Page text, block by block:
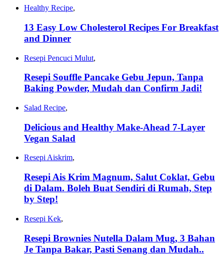
Healthy Recipe,
13 Easy Low Cholesterol Recipes For Breakfast
and Dinner
Resepi Pencuci Mulut,
Resepi Souffle Pancake Gebu Jepun, Tanpa
Baking Powder, Mudah dan Confirm Jadi!
Salad Recipe,
Delicious and Healthy Make-Ahead 7-Layer
Vegan Salad
Resepi Aiskrim,
Resepi Ais Krim Magnum, Salut Coklat, Gebu
di Dalam. Boleh Buat Sendiri di Rumah, Step
by Step!
Resepi Kek,
Resepi Brownies Nutella Dalam Mug, 3 Bahan
Je Tanpa Bakar, Pasti Senang dan Mudah..